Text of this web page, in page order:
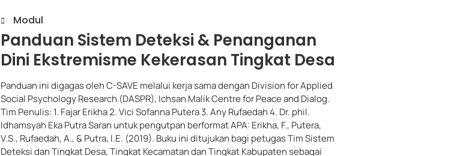
Modul
Panduan Sistem Deteksi & Penanganan
Dini Ekstremisme Kekerasan Tingkat Desa
Panduan ini digagas oleh C-SAVE melalui kerja sama dengan Division for Applied
Social Psychology Research (DASPR), Ichsan Malik Centre for Peace and Dialog.
Tim Penulis: 1. Fajar Erikha 2. Vici Sofanna Putera 3. Any Rufaedah 4. Dr. phil.
Idhamsyah Eka Putra Saran untuk pengutpan berformat APA: Erikha, F., Putera,
V.S., Rufaedah, A., & Putra, I.E. (2019). Buku ini ditujukan bagi petugas Tim Sistem
Deteksi dan Tingkat Desa, Tingkat Kecamatan dan Tingkat Kabupaten sebagai